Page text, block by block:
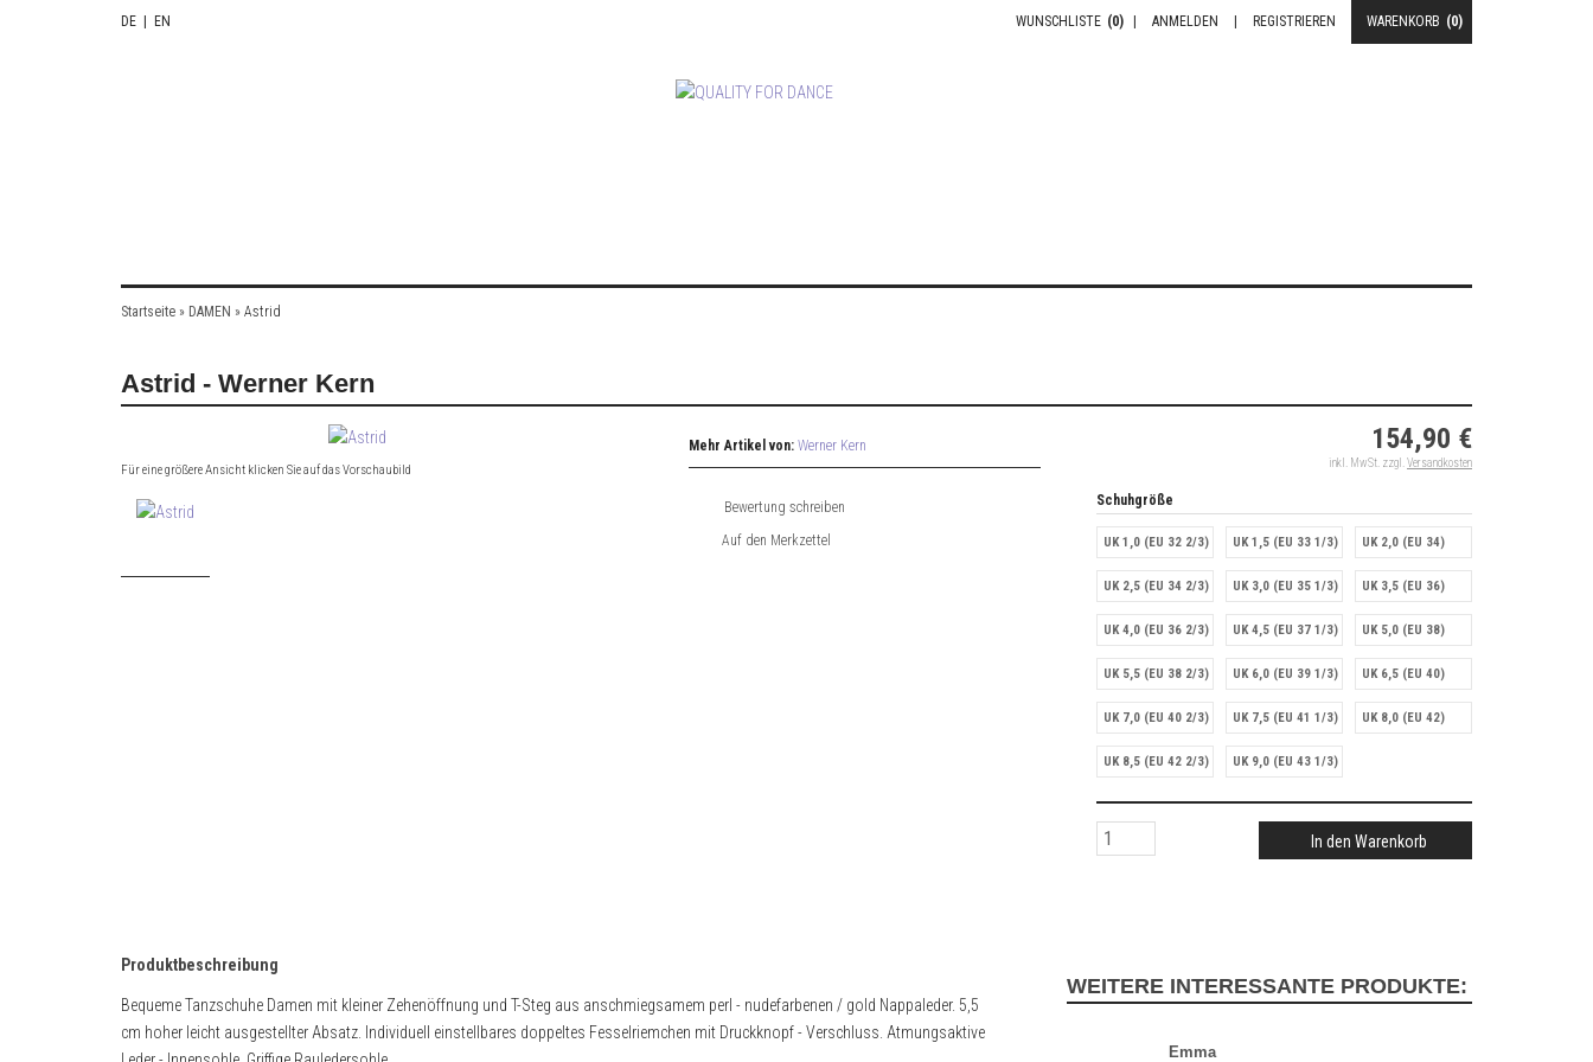
DE EN WARENKORB (0)
REGISTRIEREN
ANMELDEN
WUNSCHLISTE (0)
Startseite » DAMEN » Astrid
Astrid - Werner Kern
Für eine größere Ansicht klicken Sie auf das Vorschaubild
Mehr Artikel von: Werner Kern
Bewertung schreiben
154,90 €
inkl. MwSt. zzgl. Versandkosten
Schuhgröße
UK 1,0 (EU 32 2/3) UK 1,5 (EU 33 1/3) UK 2,0 (EU 34)
UK 2,5 (EU 34 2/3) UK 3,0 (EU 35 1/3) UK 3,5 (EU 36)
UK 4,0 (EU 36 2/3) UK 4,5 (EU 37 1/3) UK 5,0 (EU 38)
UK 5,5 (EU 38 2/3) UK 6,0 (EU 39 1/3) UK 6,5 (EU 40)
UK 7,0 (EU 40 2/3) UK 7,5 (EU 41 1/3) UK 8,0 (EU 42)
UK 8,5 (EU 42 2/3) UK 9,0 (EU 43 1/3)
In den Warenkorb
Produktbeschreibung
Bequeme Tanzschuhe Damen mit kleiner Zehenöffnung und T-Steg aus anschmiegsamem perl - nudefarbenen / gold Nappaleder. 5,5
cm hoher leicht ausgestellter Absatz. Individuell einstellbares doppeltes Fesselriemchen mit Druckknopf - Verschluss. Atmungsaktive
WEITERE INTERESSANTE PRODUKTE:
Emma